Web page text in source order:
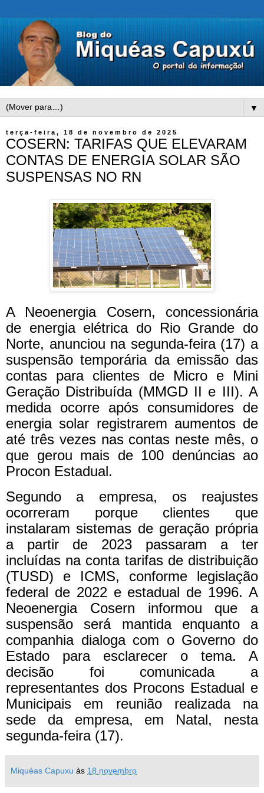
▼
terça-feira, 18 de novembro de 2025
COSERN: TARIFAS QUE ELEVARAM
CONTAS DE ENERGIA SOLAR SÃO
SUSPENSAS NO RN
A Neoenergia Cosern, concessionária
de energia elétrica do Rio Grande do
Norte, anunciou na segunda-feira (17) a
suspensão temporária da emissão das
contas para clientes de Micro e Mini
Geração Distribuída (MMGD II e III). A
medida ocorre após consumidores de
energia solar registrarem aumentos de
até três vezes nas contas neste mês, o
que gerou mais de 100 denúncias ao
Procon Estadual.
Segundo a empresa, os reajustes
ocorreram porque clientes que
instalaram sistemas de geração própria
a partir de 2023 passaram a ter
incluídas na conta tarifas de distribuição
(TUSD) e ICMS, conforme legislação
federal de 2022 e estadual de 1996. A
Neoenergia Cosern informou que a
suspensão será mantida enquanto a
companhia dialoga com o Governo do
Estado para esclarecer o tema. A
decisão foi comunicada a
representantes dos Procons Estadual e
Municipais em reunião realizada na
sede da empresa, em Natal, nesta
segunda-feira (17).
Miquéas Capuxu às 18 novembro